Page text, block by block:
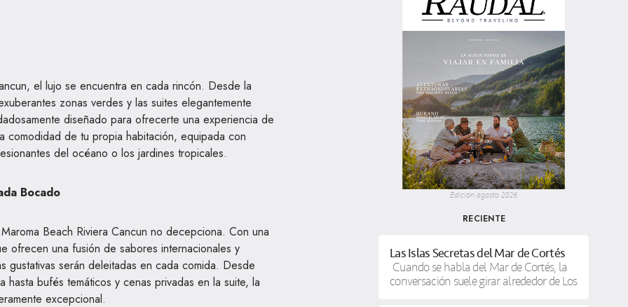
el lujo se encuentra en cada rincón. Desde la
zonas verdes y las suites elegantemente
diseñado para ofrecerte una experiencia de
comodidad de tu propia habitación, equipada con
del océano o los jardines tropicales.
Bocado
Beach Riviera Cancun no decepciona. Con una
ofrecen una fusión de sabores internacionales y
gustativas serán deleitadas en cada comida. Desde
hasta bufés temáticos y cenas privadas en la suite, la
excepcional.
Edición agosto 2026
RECIENTE
Las Islas Secretas del Mar de Cortés
Cuando se habla del Mar de Cortés, la
conversación suele girar alrededor de Los